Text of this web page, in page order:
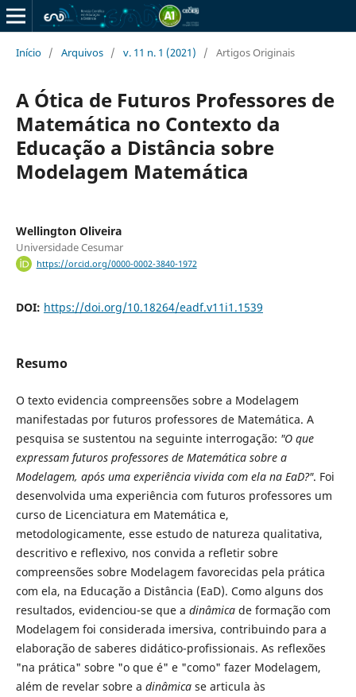
Início / Arquivos / v. 11 n. 1 (2021) / Artigos Originais
A Ótica de Futuros Professores de
Matemática no Contexto da
Educação a Distância sobre
Modelagem Matemática
Wellington Oliveira
Universidade Cesumar
https://orcid.org/0000-0002-3840-1972
DOI: https://doi.org/10.18264/eadf.v11i1.1539
Resumo
O texto evidencia compreensões sobre a Modelagem
manifestadas por futuros professores de Matemática. A
pesquisa se sustentou na seguinte interrogação: "O que
expressam futuros professores de Matemática sobre a
Modelagem, após uma experiência vivida com ela na EaD?". Foi
desenvolvida uma experiência com futuros professores um
curso de Licenciatura em Matemática e,
metodologicamente, esse estudo de natureza qualitativa,
descritivo e reflexivo, nos convida a refletir sobre
compreensões sobre Modelagem favorecidas pela prática
com ela, na Educação a Distância (EaD). Como alguns dos
resultados, evidenciou-se que a dinâmicade formação com
Modelagem foi considerada imersiva, contribuindo para a
elaboração de saberes didático-profissionais. As reflexões
"na prática" sobre "o que é" e "como" fazer Modelagem,
além de revelar sobre a dinâmicase articula às